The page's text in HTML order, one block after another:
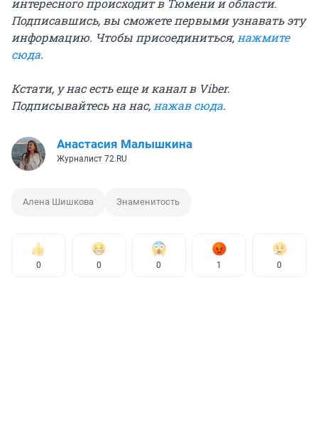
Подписавшись, вы сможете первыми узнавать эту
информацию. Чтобы присоединиться, нажмите
сюда.
Кстати, у нас есть еще и канал в Viber.
Подписывайтесь на нас, нажав сюда.
Анастасия Малышкина
Журналист 72.RU
Алена Шишкова Знаменитость
0 0 0 1 0